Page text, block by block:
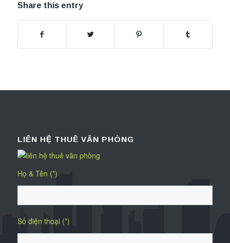
Share this entry
LIÊN HỆ THUÊ VĂN PHÒNG
Họ & Tên (*)
Số điện thoại (*)